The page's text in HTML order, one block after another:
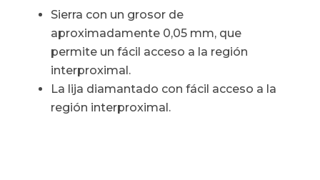
Sierra con un grosor de
aproximadamente 0,05 mm, que
permite un fácil acceso a la región
interproximal.
La lija diamantado con fácil acceso a la
región interproximal.